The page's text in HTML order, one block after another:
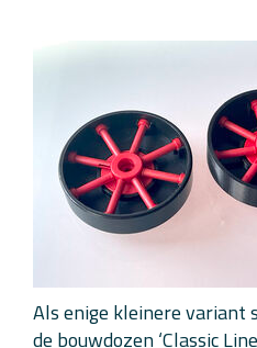
Als enige kleinere
de bouwdozen ‘Classic